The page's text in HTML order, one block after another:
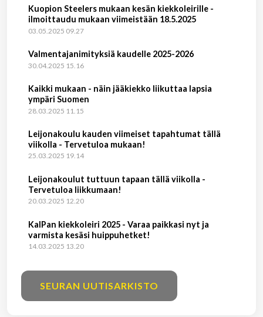
Kuopion Steelers mukaan kesän kiekkoleirille -
ilmoittaudu mukaan viimeistään 18.5.2025
03.05.2025 09.27
Valmentajanimityksiä kaudelle 2025-2026
30.04.2025 15.16
Kaikki mukaan - näin jääkiekko liikuttaa lapsia
ympäri Suomen
28.03.2025 11.15
Leijonakoulu kauden viimeiset tapahtumat tällä
viikolla - Tervetuloa mukaan!
25.03.2025 19.14
Leijonakoulut tuttuun tapaan tällä viikolla -
Tervetuloa liikkumaan!
20.03.2025 12.20
KalPan kiekkoleiri 2025 - Varaa paikkasi nyt ja
varmista kesäsi huippuhetket!
14.03.2025 13.20
SEURAN UUTISARKISTO